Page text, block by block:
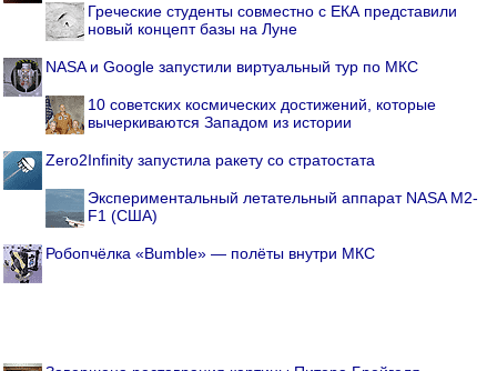
Греческие студенты совместно с ЕКА представили
новый концепт базы на Луне
NASA и Google запустили виртуальный тур по МКС
10 советских космических достижений, которые
вычеркиваются Западом из истории
Zero2Infinity запустила ракету со стратостата
Экспериментальный летательный аппарат NASA M2-
F1 (США)
Робопчёлка «Bumble» — полёты внутри МКС